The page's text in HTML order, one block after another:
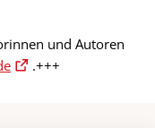
und Autoren
.+++